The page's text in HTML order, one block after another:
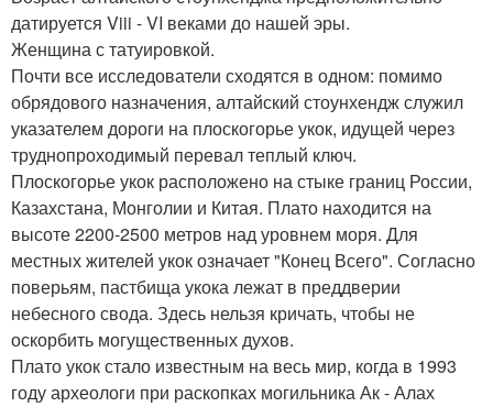
датируется Viii - VI веками до нашей эры.
Женщина с татуировкой.
Почти все исследователи сходятся в одном: помимо
обрядового назначения, алтайский стоунхендж служил
указателем дороги на плоскогорье укок, идущей через
труднопроходимый перевал теплый ключ.
Плоскогорье укок расположено на стыке границ России,
Казахстана, Монголии и Китая. Плато находится на
высоте 2200-2500 метров над уровнем моря. Для
местных жителей укок означает "Конец Всего". Согласно
поверьям, пастбища укока лежат в преддверии
небесного свода. Здесь нельзя кричать, чтобы не
оскорбить могущественных духов.
Плато укок стало известным на весь мир, когда в 1993
году археологи при раскопках могильника Ак - Алах